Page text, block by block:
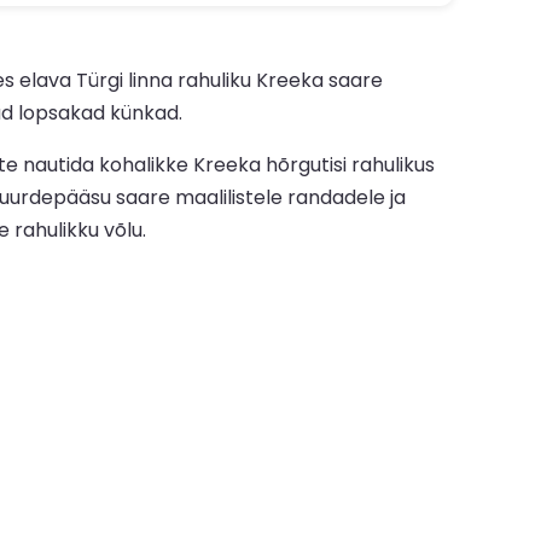
elava Türgi linna rahuliku Kreeka saare
lopsakad künkad.
nautida kohalikke Kreeka hõrgutisi rahulikus
saare maalilistele randadele ja
rahulikku võlu.